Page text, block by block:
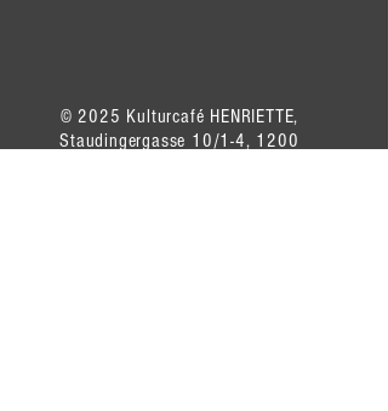
© 2025 Kulturcafé HENRIETTE,
Staudingergasse 10/1-4, 1200